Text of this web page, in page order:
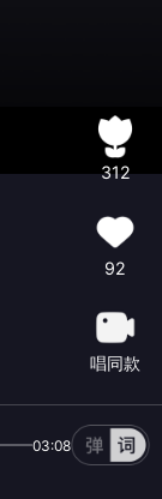
312
92
唱同款
03:08